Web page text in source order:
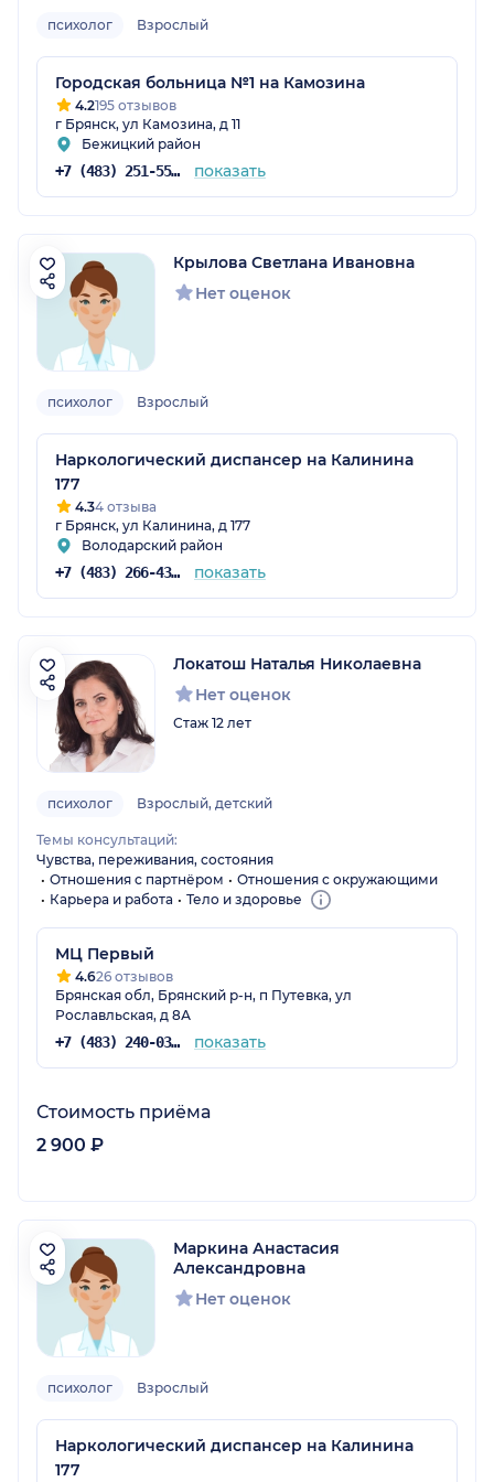
психолог Взрослый
Городская больница №1 на Камозина
4.2195 отзывов
г Брянск, ул Камозина, д 11
Бежицкий район
+7 (483) 251-55-65 показать
Крылова Светлана Ивановна
Нет оценок
психолог Взрослый
Наркологический диспансер на Калинина
177
4.34 отзыва
г Брянск, ул Калинина, д 177
Володарский район
+7 (483) 266-43-10 показать
Локатош Наталья Николаевна
Нет оценок
Стаж 12 лет
психолог Взрослый, детский
Темы консультаций:
Чувства, переживания, состояния
Отношения с партнёром
Отношения с окружающими
Карьера и работа
Тело и здоровье
МЦ Первый
4.626 отзывов
Брянская обл, Брянский р-н, п Путевка, ул
Рославльская, д 8А
+7 (483) 240-03-03 показать
Стоимость приёма
2 900 ₽
Маркина Анастасия
Александровна
Нет оценок
психолог Взрослый
Наркологический диспансер на Калинина
177